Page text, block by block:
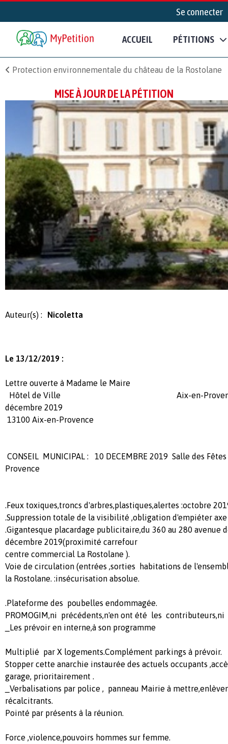
Se connecter
ACCUEIL PÉTITIONS
Protection environnementale du château de la Rostolane
MISE À JOUR DE LA PÉTITION
Auteur(s) : Nicoletta
Le 13/12/2019 :
Lettre ouverte à Madame le Maire
Hôtel de Ville Aix-en-
décembre 2019
13100 Aix-en-Provence
CONSEIL MUNICIPAL : 10 DECEMBRE 2019 Salle des
Provence
.Feux toxiques,troncs d'arbres,plastiques,alertes :octobre
.Suppression totale de la visibilité ,obligation d'empiéter
.Gigantesque placardage publicitaire,du 360 au 280 avenue
décembre 2019(proximité carrefour
centre commercial La Rostolane ).
Voie de circulation (entrées ,sorties habitations de
la Rostolane. :insécurisation absolue.
.Plateforme des poubelles endommagée.
PROMOGIM,ni précédents,n'en ont été les
_Les prévoir en interne,à son programme
Multiplié par X logements.Complément parkings à prévoir.
Stopper cette anarchie instaurée des actuels occupants
garage, prioritairement .
_Verbalisations par police , panneau Mairie à
récalcitrants.
Pointé par présents à la réunion.
Force ,violence,pouvoirs hommes sur femme.